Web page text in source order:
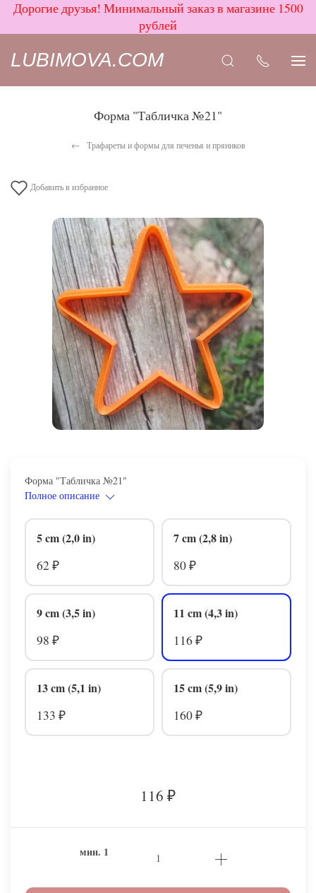
Дорогие друзья! Минимальный заказ в магазине 1500
рублей
LUBIMOVA.COM
Форма "Табличка №21"
Трафареты и формы для печенья и пряников
Добавить в избранное
Форма "Табличка №21"
Полное описание
5 cm (2,0 in)
62 ₽
7 cm (2,8 in)
80 ₽
9 cm (3,5 in)
98 ₽
11 cm (4,3 in)
116 ₽
13 cm (5,1 in)
133 ₽
15 cm (5,9 in)
160 ₽
116 ₽
мин. 1